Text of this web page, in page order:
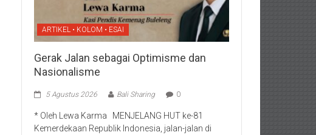
ARTIKEL • KOLOM • ESAI
Gerak Jalan sebagai Optimisme dan
Nasionalisme
5 Agustus 2026 Bali Sharing 0
* Oleh Lewa Karma MENJELANG HUT ke-81
Kemerdekaan Republik Indonesia, jalan-jalan di